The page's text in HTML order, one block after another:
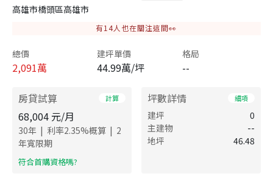
高雄市橋頭區高雄市
有14人也在關注這間👀
總價
2,091萬
建坪單價
44.99萬/坪
格局
--
房貸試算 計算
68,004 元/月
30年 | 利率2.35%概算 | 2
年寬限期
​符合首購資格嗎?
坪數詳情 細項
建坪
0
主建物
--
地坪
46.48